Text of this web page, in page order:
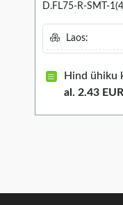
D.FL75-R-SMT-
Laos:
Hind ühiku
al. 2.43 EUR